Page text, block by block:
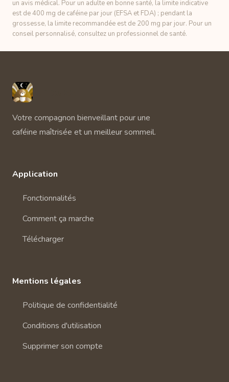
un avis médical. Pour un adulte en bonne santé, la limite indicative
est de 400 mg de caféine par jour (EFSA et FDA) ; pendant la
grossesse, la limite recommandée est de 200 mg par jour. Pour un
conseil personnalisé, consultez un professionnel de santé.
Votre compagnon bienveillant pour une
caféine maîtrisée et un meilleur sommeil.
Application
Fonctionnalités
Comment ça marche
Télécharger
Mentions légales
Politique de confidentialité
Conditions d'utilisation
Supprimer son compte